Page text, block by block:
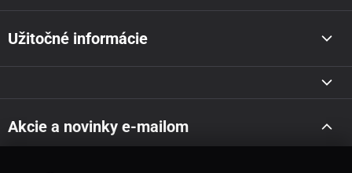
Užitočné informácie
Akcie a novinky e-mailom